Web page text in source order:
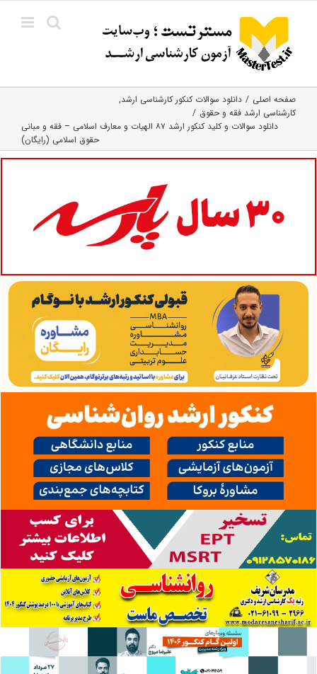
content
صفحه اصلی
دانلود سوالات کنکور کارشناسی ارشد
کارشناسی ارشد فقه و حقوق
دانلود سوالات و کلید کنکور ارشد ۸۷ الهیات و معارف اسلامی – فقه و مبانی
حقوق اسلامی (رایگان)